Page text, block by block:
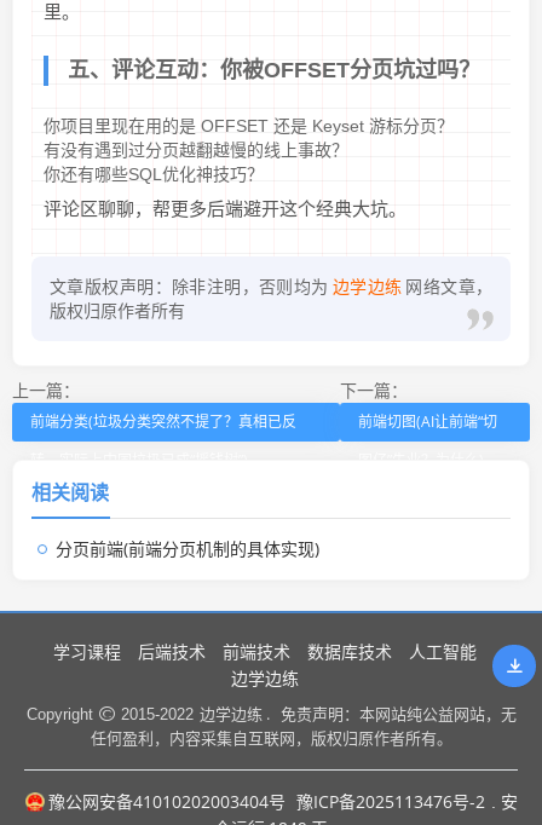
里。
五、评论互动：你被OFFSET分页坑过吗？
你项目里现在用的是 OFFSET 还是 Keyset 游标分页？
有没有遇到过分页越翻越慢的线上事故？
你还有哪些SQL优化神技巧？
评论区聊聊，帮更多后端避开这个经典大坑。
文章版权声明：除非注明，否则均为 边学边练 网络文章，
版权归原作者所有
上一篇：
前端分类(垃圾分类突然不提了？真相已反
下一篇：
前端切图(AI让前端“切
相关阅读
分页前端(前端分页机制的具体实现)
学习课程 后端技术 前端技术 数据库技术
人工智能
边学边练
Copyright 2015-2022 边学边练 .
免责声明：本网站纯公益网站，无
任何盈利，内容采集自互联网，版权归原作者所有。
豫公网安备41010202003404号 豫ICP备2025113476号-2
. 安